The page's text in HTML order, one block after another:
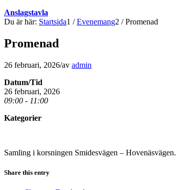
Anslagstavla
Du är här: Startsida1 / Evenemang2 / Promenad
Promenad
26 februari, 2026/av admin
Datum/Tid
26 februari, 2026
09:00 - 11:00
Kategorier
Samling i korsningen Smidesvägen – Hovenäsvägen.
Share this entry